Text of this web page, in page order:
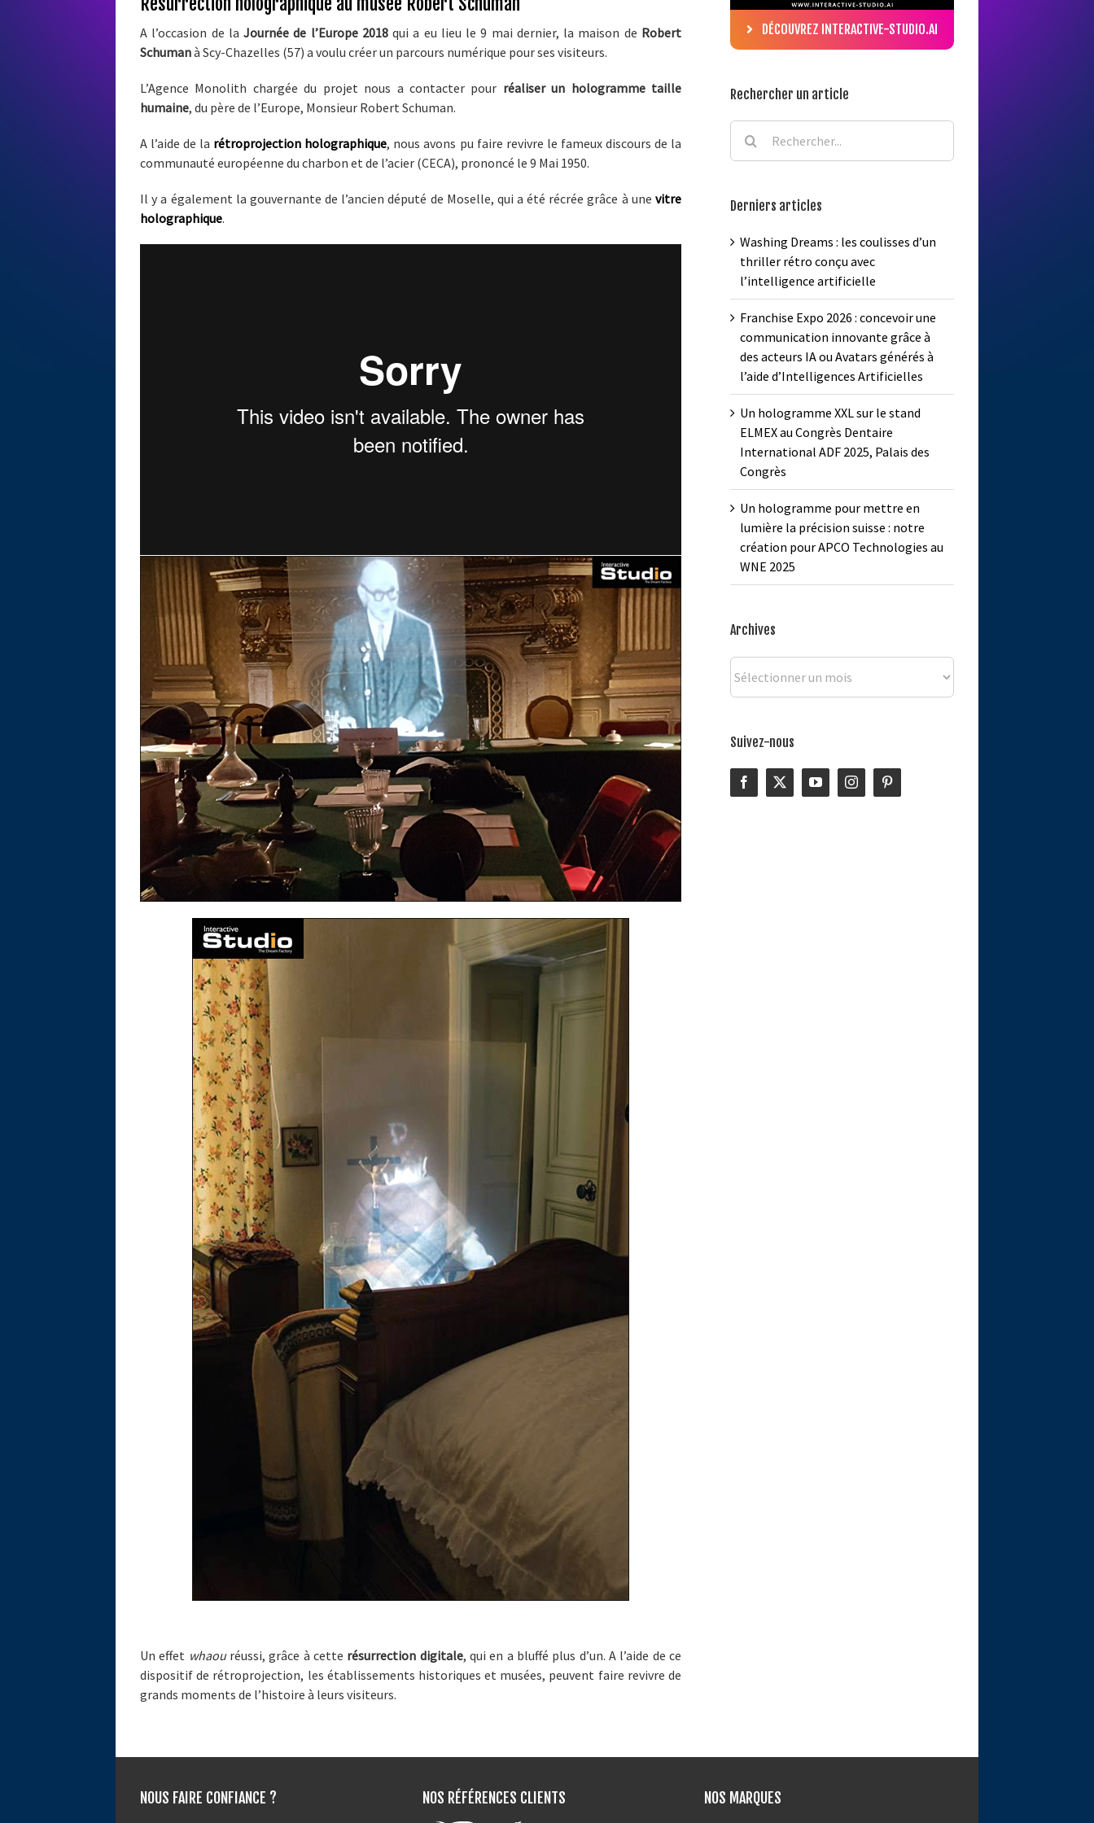
A l’occasion de laJournée de l’Europe 2018qui a eu lieu le 9 mai dernier, la maison de Robert
Schumanà Scy-Chazelles (57) a voulu créer un parcours numérique pour ses visiteurs.
L’Agence Monolith chargée du projet nous a contacter pour réaliser un hologramme taille
humaine, du père de l’Europe, Monsieur Robert Schuman.
A l’aide de la rétroprojection holographique, nous avons pu faire revivre le fameux discours de la
communauté européenne du charbon et de l’acier (CECA), prononcé le 9 Mai 1950.
Il y a également la gouvernante de l’ancien député de Moselle, qui a été récrée grâce à une vitre
holographique.
Un effet whaouréussi, grâce à cette résurrection digitale, qui en a bluffé plus d’un. A l’aide de ce
dispositif de rétroprojection, les établissements historiques et musées, peuvent faire revivre de
grands moments de l’histoire à leurs visiteurs.
DÉCOUVREZ INTERACTIVE-STUDIO.AI
Rechercher un article
Derniers articles
Washing Dreams : les coulisses d’un
thriller rétro conçu avec
l’intelligence artificielle
Franchise Expo 2026 : concevoir une
communication innovante grâce à
des acteurs IA ou Avatars générés à
l’aide d’Intelligences Artificielles
Un hologramme XXL sur le stand
ELMEX au Congrès Dentaire
International ADF 2025, Palais des
Congrès
Un hologramme pour mettre en
lumière la précision suisse : notre
création pour APCO Technologies au
WNE 2025
Archives
Archives
Suivez-nous
NOUS FAIRE CONFIANCE ? NOS RÉFÉRENCES CLIENTS NOS MARQUES